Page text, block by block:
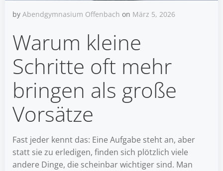
by Abendgymnasium Offenbach on März 5, 2026
Warum kleine
Schritte oft mehr
bringen als große
Vorsätze
Fast jeder kennt das: Eine Aufgabe steht an, aber
statt sie zu erledigen, finden sich plötzlich viele
andere Dinge, die scheinbar wichtiger sind. Man